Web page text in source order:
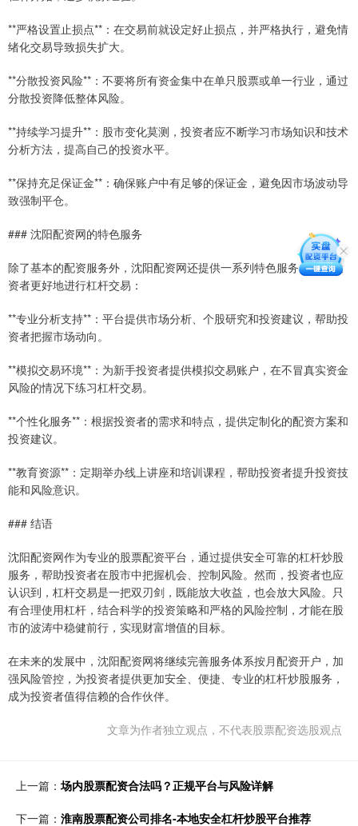
**严格设置止损点**：在交易前就设定好止损点，并严格执行，避免情
绪化交易导致损失扩大。
**分散投资风险**：不要将所有资金集中在单只股票或单一行业，通过
分散投资降低整体风险。
**持续学习提升**：股市变化莫测，投资者应不断学习市场知识和技术
分析方法，提高自己的投资水平。
**保持充足保证金**：确保账户中有足够的保证金，避免因市场波动导
致强制平仓。
### 沈阳配资网的特色服务
除了基本的配资服务外，沈阳配资网还提供一系列特色服务，帮助投
资者更好地进行杠杆交易：
**专业分析支持**：平台提供市场分析、个股研究和投资建议，帮助投
资者把握市场动向。
**模拟交易环境**：为新手投资者提供模拟交易账户，在不冒真实资金
风险的情况下练习杠杆交易。
**个性化服务**：根据投资者的需求和特点，提供定制化的配资方案和
投资建议。
**教育资源**：定期举办线上讲座和培训课程，帮助投资者提升投资技
能和风险意识。
### 结语
沈阳配资网作为专业的股票配资平台，通过提供安全可靠的杠杆炒股
服务，帮助投资者在股市中把握机会、控制风险。然而，投资者也应
认识到，杠杆交易是一把双刃剑，既能放大收益，也会放大风险。只
有合理使用杠杆，结合科学的投资策略和严格的风险控制，才能在股
市的波涛中稳健前行，实现财富增值的目标。
在未来的发展中，沈阳配资网将继续完善服务体系按月配资开户，加
强风险管控，为投资者提供更加安全、便捷、专业的杠杆炒股服务，
成为投资者值得信赖的合作伙伴。
文章为作者独立观点，不代表股票配资选股观点
上一篇：场内股票配资合法吗？正规平台与风险详解
下一篇： 淮南股票配资公司排名-本地安全杠杆炒股平台推荐